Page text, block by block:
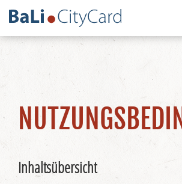
Inhaltsübersicht